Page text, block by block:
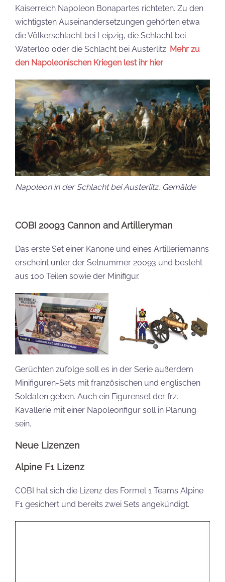
Kaiserreich Napoleon Bonapartes richteten. Zu den
wichtigsten Auseinandersetzungen gehörten etwa
die Völkerschlacht bei Leipzig, die Schlacht bei
Waterloo oder die Schlacht bei Austerlitz. Mehr zu
den Napoleonischen Kriegen lest ihr hier.
Napoleon in der Schlacht bei Austerlitz, Gemälde
COBI 20093 Cannon and Artilleryman
Das erste Set einer Kanone und eines Artilleriemanns
erscheint unter der Setnummer 20093 und besteht
aus 100 Teilen sowie der Minifigur.
Gerüchten zufolge soll es in der Serie außerdem
Minifiguren-Sets mit französischen und englischen
Soldaten geben. Auch ein Figurenset der frz.
Kavallerie mit einer Napoleonfigur soll in Planung
sein.
Neue Lizenzen
Alpine F1 Lizenz
COBI hat sich die Lizenz des Formel 1 Teams Alpine
F1 gesichert und bereits zwei Sets angekündigt.